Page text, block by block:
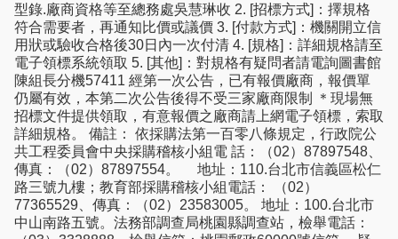
型錄.廠商資格等至總務處吳慧琳收 2. [招標方式]：擇規格
符合需要者，再通知比價或議價 3. [付款方式]：機關開立信
用狀或驗收合格後30日內一次付清 4. [規格]：詳細規格請至
電子領標系統領取 5. [其他]：對規格有疑問者請電詢圖書館
陳組長分機57411 經第一次公告，已有報價廠商，報價單
仍屬有效，本第二次公告後得不受三家廠商限制 ＊現場無
招標文件提供領取，有意報價之廠商請上網電子領標，索取
詳細規格。 備註： 依採購法第一百零八條規定，行政院公
共工程委員會中央採購稽核小組電 話：（02）87897548、
傳真：（02）87897554。 地址：110.台北市信義區松仁
路三號九樓；教育部採購稽核小組電話： （02）
77365529、傳真：（02）23583005。 地址：100.台北市
中山南路五號。法務部調查局桃園縣調查站，檢舉電話：